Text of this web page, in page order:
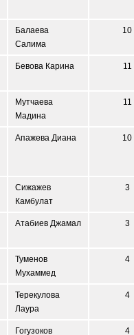
Балаева
Салима
10
Бевова Карина 11
Мутчаева
Мадина
11
Апажева Диана 10
Сижажев
Камбулат
3
Атабиев Джамал 3
Туменов
Мухаммед
4
Терекулова
Лаура
4
Гогузоков
4